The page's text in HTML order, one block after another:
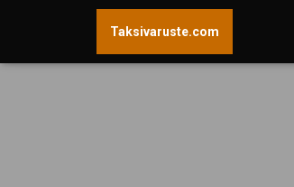
Taksivaruste.com